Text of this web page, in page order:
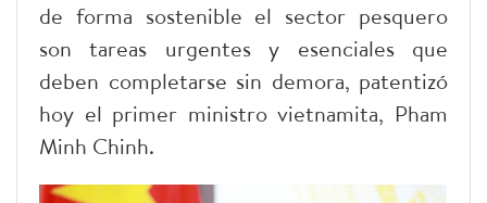
de forma sostenible el sector pesquero
son tareas urgentes y esenciales que
deben completarse sin demora, patentizó
hoy el primer ministro vietnamita, Pham
Minh Chinh.